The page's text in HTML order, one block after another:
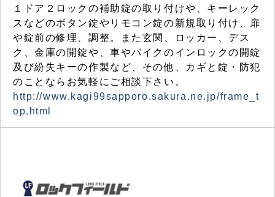
１ドア２ロックの補助錠の取り付けや、キーレック
スなどのボタン錠やリモコン錠の新規取り付け、扉
や錠前の修理、調整。また玄関、ロッカー、デス
ク、金庫の開錠や、車やバイクのインロックの開錠
及び紛失キーの作製など、その他、カギと錠・防犯
のことならお気軽にご相談下さい。
http://www.kagi99sapporo.sakura.ne.jp/frame_t
op.html